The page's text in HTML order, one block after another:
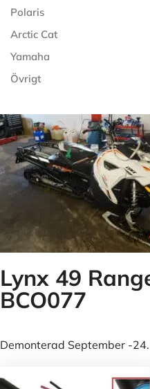
Polaris
Arctic Cat
Yamaha
Övrigt
Lynx 49
BCO077
Demonterad September -